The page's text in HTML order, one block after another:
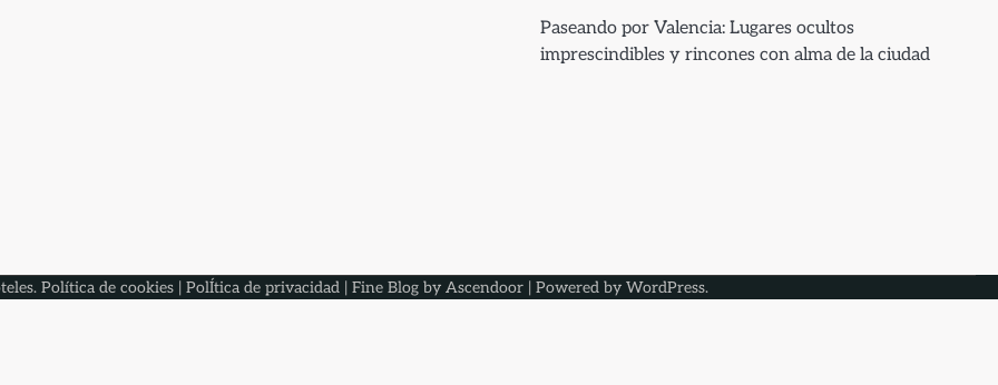
Paseando por Valencia: Lugares ocultos
imprescindibles y rincones con alma de la ciudad
. Política de cookies | PolÍtica de privacidad | Fine Blog by Ascendoor | Powered by WordPress.